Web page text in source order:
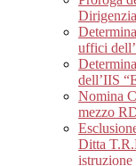
uffici
dell’IIS
Nomina
mezzo
Ditta
istruzione